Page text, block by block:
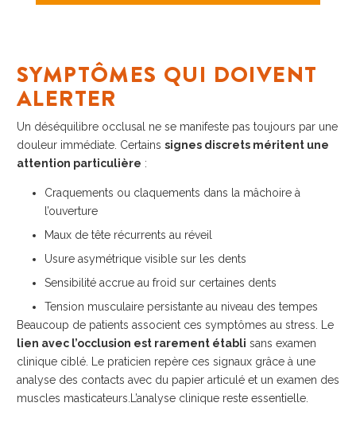
SYMPTÔMES QUI DOIVENT
ALERTER
Un déséquilibre occlusal ne se manifeste pas toujours par une
douleur immédiate. Certains signes discrets méritent une
attention particulière :
Craquements ou claquements dans la mâchoire à
l’ouverture
Maux de tête récurrents au réveil
Usure asymétrique visible sur les dents
Sensibilité accrue au froid sur certaines dents
Tension musculaire persistante au niveau des tempes
Beaucoup de patients associent ces symptômes au stress. Le
lien avec l’occlusion est rarement établi sans examen
clinique ciblé. Le praticien repère ces signaux grâce à une
analyse des contacts avec du papier articulé et un examen des
muscles masticateurs.L’analyse clinique reste essentielle.